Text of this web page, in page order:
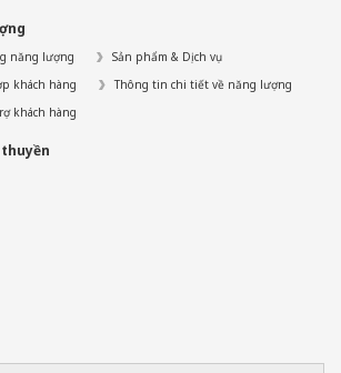
năng lượng
Sản phẩm & Dịch vụ
khách hàng
Thông tin chi tiết về năng lượng
khách hàng